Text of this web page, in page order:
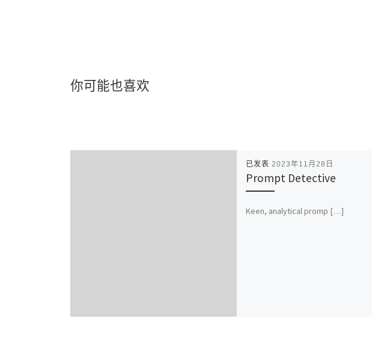
你可能也喜欢
已发表 2023年11月28日
Prompt Detective
Keen, analytical promp […]